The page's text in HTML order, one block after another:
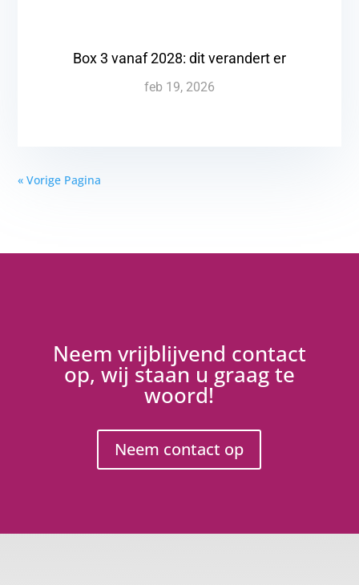
Box 3 vanaf 2028: dit verandert er
feb 19, 2026
« Vorige Pagina
Neem vrijblijvend contact
op, wij staan u graag te
woord!
Neem contact op